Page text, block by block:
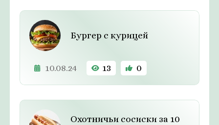
Бургер с курицей
10.08.24 13 0
Охотничьи сосиски за 10